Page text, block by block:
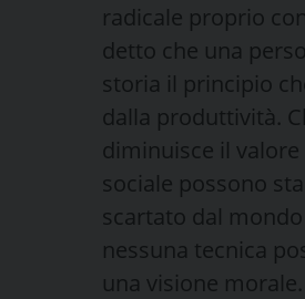
radicale proprio
detto che una
storia il principio
dalla produttività.
diminuisce il valore
sociale possono
scartato dal
nessuna tecnica
una visione